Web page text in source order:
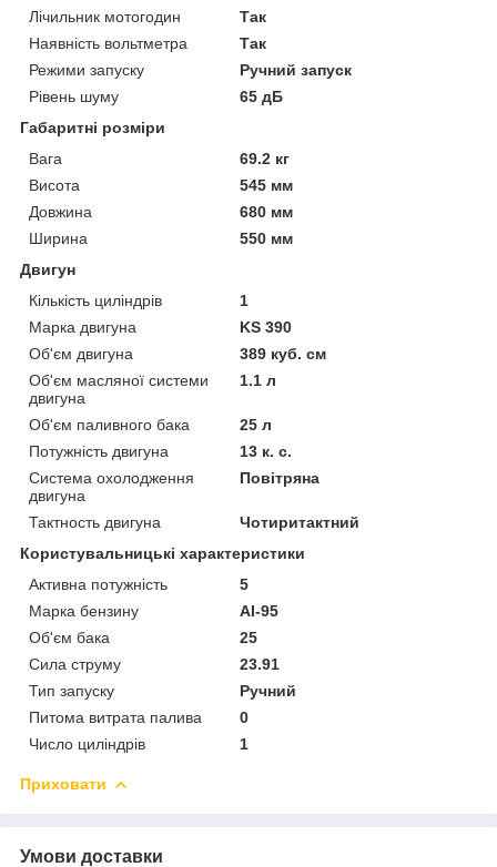
Лічильник мотогодин
Так
Наявність вольтметра
Так
Режими запуску
Ручний запуск
Рівень шуму
65 дБ
Габаритні розміри
Вага
69.2 кг
Висота
545 мм
Довжина
680 мм
Ширина
550 мм
Двигун
Кількість циліндрів
1
Марка двигуна
KS 390
Об'єм двигуна
389 куб. см
Об'єм масляної системи
двигуна
1.1 л
Об'єм паливного бака
25 л
Потужність двигуна
13 к. с.
Система охолодження
двигуна
Повітряна
Тактность двигуна
Чотиритактний
Користувальницькі характеристики
Активна потужність
5
Марка бензину
АІ-95
Об'єм бака
25
Сила струму
23.91
Тип запуску
Ручний
Питома витрата палива
0
Число циліндрів
1
Приховати
Умови доставки